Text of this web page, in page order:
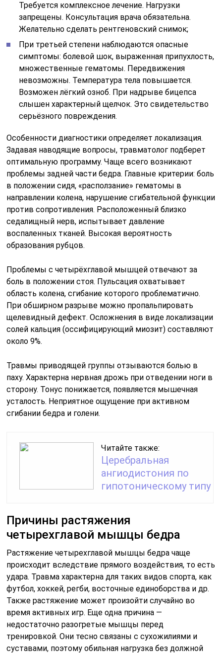
Требуется комплексное лечение. Нагрузки
запрещены. Консультация врача обязательна.
Желательно сделать рентгеновский снимок;
При третьей степени наблюдаются опасные
симптомы: болевой шок, выраженная припухлость,
множественные гематомы. Передвижения
невозможны. Температура тела повышается.
Возможен лёгкий озноб. При надрыве бицепса
слышен характерный щелчок. Это свидетельство
серьёзного повреждения.
Особенности диагностики определяет локализация.
Задавая наводящие вопросы, травматолог подберет
оптимальную программу. Чаще всего возникают
проблемы задней части бедра. Главные критерии: боль
в положении сидя, «расползание» гематомы в
направлении колена, нарушение сгибательной функции
против сопротивления. Расположенный близко
седалищный нерв, испытывает давление
воспаленных тканей. Высокая вероятность
образования рубцов.
Проблемы с четырёхглавой мышцей отвечают за
боль в положении стоя. Пульсация охватывает
область колена, сгибание которого проблематично.
При обширном разрыве можно пропальпировать
щелевидный дефект. Осложнения в виде локализации
солей кальция (оссифицирующий миозит) составляют
около 9%.
Травмы приводящей группы отзываются болью в
паху. Характерна нервная дрожь при отведении ноги в
сторону. Тонус понижается, появляется мышечная
усталость. Неприятное ощущение при активном
сгибании бедра и голени.
Читайте также:
Церебральная
ангиодистония по
гипотоническому типу
Причины растяжения
четырехглавой мышцы бедра
Растяжение четырехглавой мышцы бедра чаще
происходит вследствие прямого воздействия, то есть
удара. Травма характерна для таких видов спорта, как
футбол, хоккей, регби, восточные единоборства и др.
Также растяжение может произойти случайно во
время активных игр. Еще одна причина —
недостаточно разогретые мышцы перед
тренировкой. Они тесно связаны с сухожилиями и
суставами, поэтому обильная нагрузка без должной